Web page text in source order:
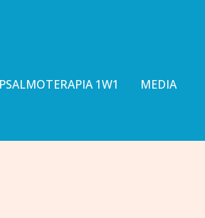
PSALMOTERAPIA 1W1 MEDIA